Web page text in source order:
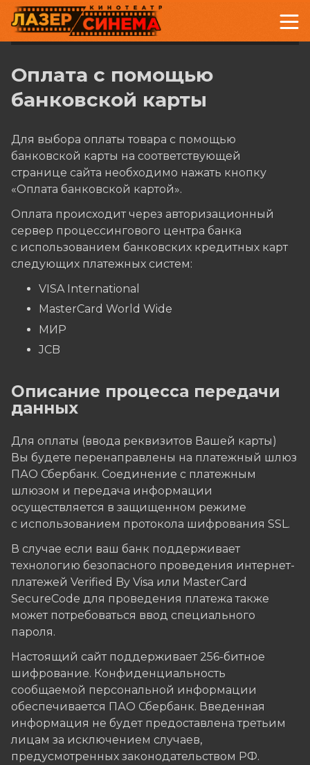
Оплата с помощью
банковской карты
Для выбора оплаты товара с помощью
банковской карты на соответствующей
странице сайта необходимо нажать кнопку
«Оплата банковской картой».
Оплата происходит через авторизационный
сервер процессингового центра банка
с использованием банковских кредитных карт
следующих платежных систем:
VISA International
MasterCard World Wide
МИР
JCB
Описание процесса передачи
данных
Для оплаты (ввода реквизитов Вашей карты)
Вы будете перенаправлены на платежный шлюз
ПАО Сбербанк. Соединение с платежным
шлюзом и передача информации
осуществляется в защищенном режиме
с использованием протокола шифрования SSL.
В случае если ваш банк поддерживает
технологию безопасного проведения интернет-
платежей Verified By Visa или MasterCard
SecureCode для проведения платежа также
может потребоваться ввод специального
пароля.
Настоящий сайт поддерживает 256-битное
шифрование. Конфиденциальность
сообщаемой персональной информации
обеспечивается ПАО Сбербанк. Введенная
информация не будет предоставлена третьим
лицам за исключением случаев,
предусмотренных законодательством РФ.